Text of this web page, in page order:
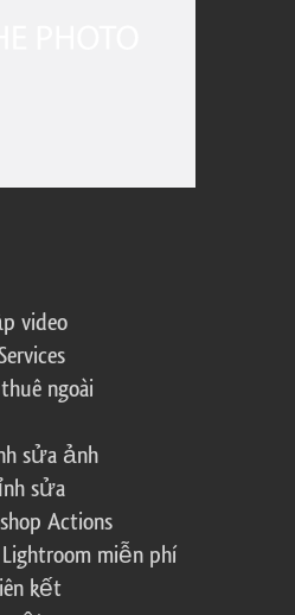
video
ngoài
sửa ảnh
sửa
Actions
miễn phí
kết